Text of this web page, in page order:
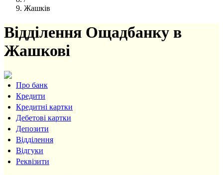
Жашків
Відділення Ощадбанку в
Жашкові
Про банк
Кредити
Кредитні картки
Дебетові картки
Депозити
Відділення
Відгуки
Реквізити